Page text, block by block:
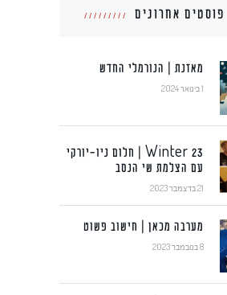
פוסטים אחרונים
מאזנת | הנורמלי החדש
1 בינואר 2024
Winter 23 | חלום ניו-יורקי
עם הצלמת שי הנסב
21 בדצמבר 2023
מערבה מכאן | חישוב פשוט
8 בנובמבר 2023